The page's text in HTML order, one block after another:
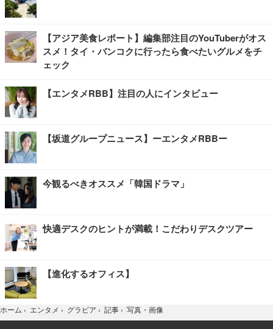
【アジア美食レポート】編集部注目のYouTuberがオス
スメ！タイ・バンコクに行ったら食べたいグルメをチ
ェック
【エンタメRBB】注目の人にインタビュー
【坂道グループニュース】ーエンタメRBBー
今観るべきオススメ「韓国ドラマ」
快適デスクのヒントが満載！こだわりデスクツアー
【進化するオフィス】
ホーム › エンタメ › グラビア › 記事 › 写真・画像